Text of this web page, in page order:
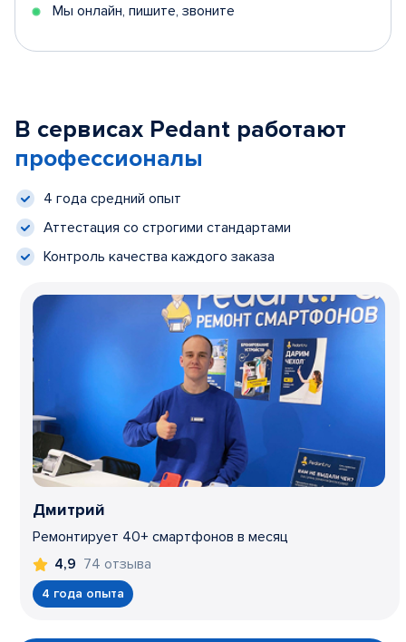
Мы онлайн, пишите, звоните
В сервисах Pedant работают
профессионалы
4 года средний опыт
Аттестация со строгими стандартами
Контроль качества каждого заказа
Дмитрий
Ремонтирует 40+ смартфонов в месяц
4,9 74 отзыва
4 года опыта